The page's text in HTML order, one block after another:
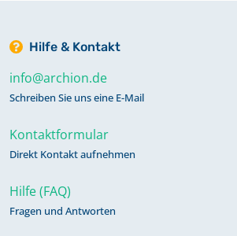
Hilfe & Kontakt
info@archion.de
Schreiben Sie uns eine E-Mail
Kontaktformular
Direkt Kontakt aufnehmen
Hilfe (FAQ)
Fragen und Antworten